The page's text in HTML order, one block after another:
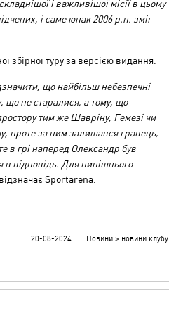
і важливішої місії в цьому
і саме юнак 2006 р.н. зміг
туру за версією видання.
що найбільш небезпечні
що не старалися, а тому, що
тим же Шавріну, Гемезі чи
проте за ним залишався гравець,
в грі наперед Олександр був
в відповідь. Для нинішнього
відзначає Sportarena.
20-08-2024 Новини > новини клубу